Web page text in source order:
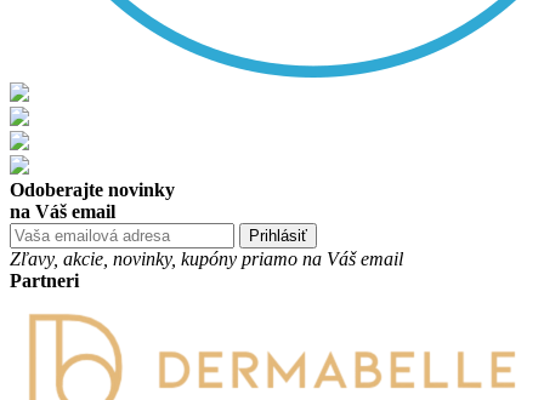
Odoberajte novinky
na Váš email
Prihlásiť
Zľavy, akcie, novinky, kupóny priamo na Váš email
Partneri